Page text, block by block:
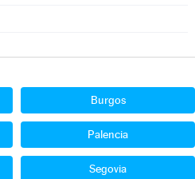
Burgos
Palencia
Segovia